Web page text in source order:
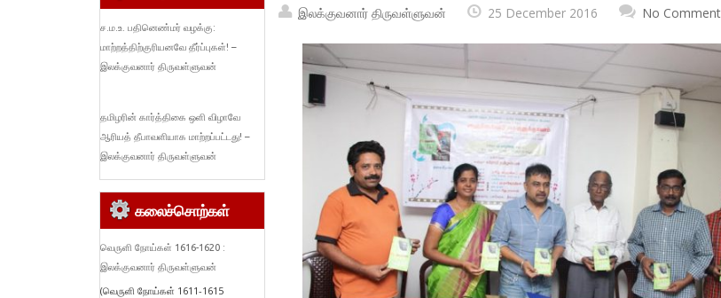
இலக்குவனார் திருவள்ளுவன் 25 December 2016 No Comment
ச.ம.உ. பதினெண்மர் வழக்கு:
மாற்றத்திற்குரியனவே தீர்ப்புகள்! –
இலக்குவனார் திருவள்ளுவன்
தமிழரின் கார்த்திகை ஒளி விழாவே
ஆரியத் தீபாவளியாக மாற்றப்பட்டது! –
இலக்குவனார் திருவள்ளுவன்
கலைச்சொற்கள்
வெருளி நோய்கள் 1616-1620 :
இலக்குவனார் திருவள்ளுவன்
(வெருளி நோய்கள் 1611-1615